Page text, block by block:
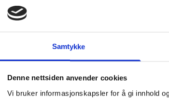
Samtykke
Denne nettsiden anvender cookies
Vi bruker informasjonskapsler for å gi innhold
Komplette
tjenester innen
modulbygg